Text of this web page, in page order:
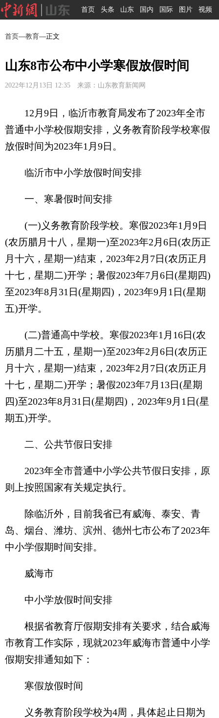
首页 头条 山东 国内 国际 图片 视频
首页—教育—正文
山东8市公布中小学寒假放假时间
2022年12月13日 12:35 来源：山东教育新闻网
12月9日，临沂市教育局发布了2023年全市
普通中小学校假期安排，义务教育阶段学校寒假
放假时间为2023年1月9日。
临沂市中小学放假时间安排
一、寒暑假时间安排
(一)义务教育阶段学校。寒假2023年1月9日
(农历腊月十八，星期一)至2023年2月6日(农历正
月十六，星期一)结束，2023年2月7日(农历正月
十七，星期二)开学；暑假2023年7月6日(星期四)
至2023年8月31日(星期四)，2023年9月1日(星期
五)开学。
(二)普通高中学校。寒假2023年1月16日(农
历腊月二十五，星期一)至2023年2月6日(农历正
月十六，星期一)结束，2023年2月7日(农历正月
十七，星期二)开学；暑假2023年7月13日(星期
四)至2023年8月31日(星期四)，2023年9月1日(星
期五)开学。
二、公共节假日安排
2023年全市普通中小学公共节假日安排，原
则上按照国家有关规定执行。
除临沂外，目前我省已有威海、泰安、青
岛、烟台、潍坊、滨州、德州七市公布了2023年
中小学假期时间安排。
威海市
中小学放假时间安排
根据省教育厅假期安排有关要求，结合威海
市教育工作实际，现就2023年威海市普通中小学
假期安排通知如下：
寒假放假时间
义务教育阶段学校为4周，具体起止日期为